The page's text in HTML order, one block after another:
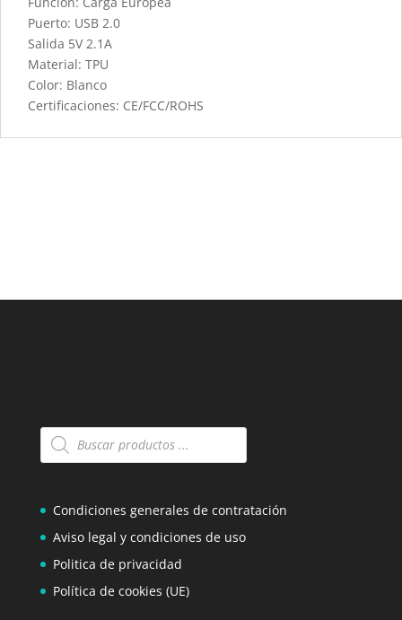
Puerto: USB 2.0
Salida 5V 2.1A
Material: TPU
Color: Blanco
Certificaciones: CE/FCC/ROHS
Búsqueda
Condiciones generales de contratación
Aviso legal y condiciones de uso
Politica de privacidad
Política de cookies (UE)